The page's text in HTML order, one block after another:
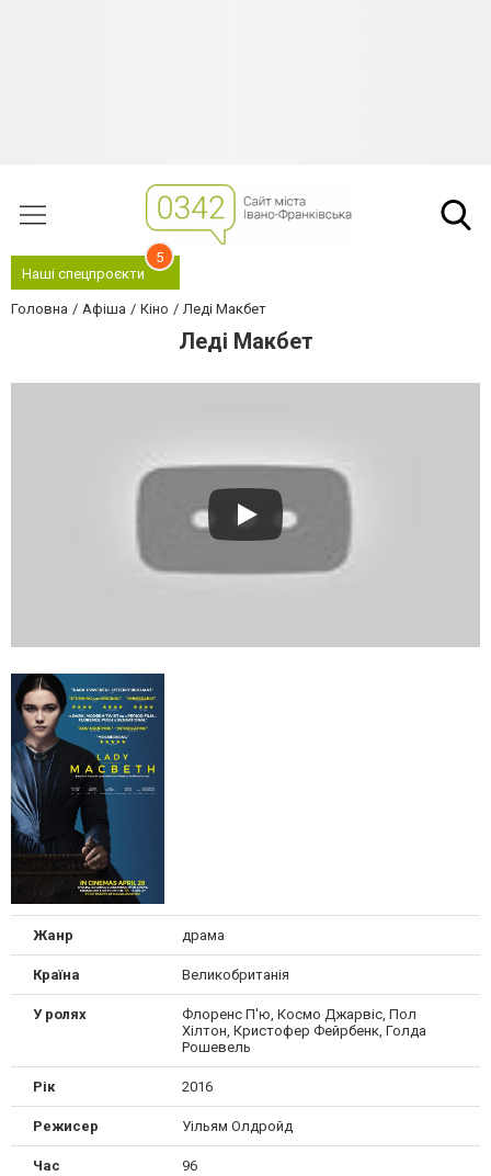
Наші спецпроєкти
5
Головна Афіша Кіно Леді Макбет
Леді Макбет
Жанр драма
Країна Великобританія
У ролях
Флоренс П'ю, Космо Джарвіс, Пол
Хілтон, Кристофер Фейрбенк, Голда
Рошевель
Рік 2016
Режисер Уільям Олдройд
Час 96